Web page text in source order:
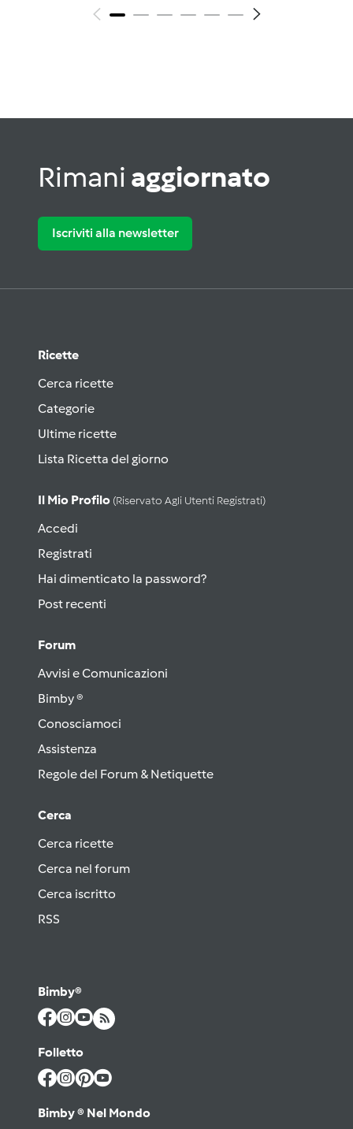
Rimani aggiornato
Iscriviti alla newsletter
Ricette
Cerca ricette
Categorie
Ultime ricette
Lista Ricetta del giorno
Il Mio Profilo (riservato Agli Utenti Registrati)
Accedi
Registrati
Hai dimenticato la password?
Post recenti
Forum
Avvisi e Comunicazioni
Bimby ®
Conosciamoci
Assistenza
Regole del Forum & Netiquette
Cerca
Cerca ricette
Cerca nel forum
Cerca iscritto
RSS
Bimby®
Folletto
Bimby ® Nel Mondo